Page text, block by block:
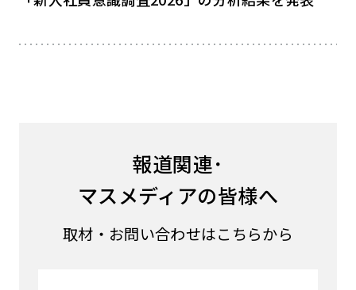
報道関連･
マスメディアの皆様へ
取材・お問い合わせはこちらから